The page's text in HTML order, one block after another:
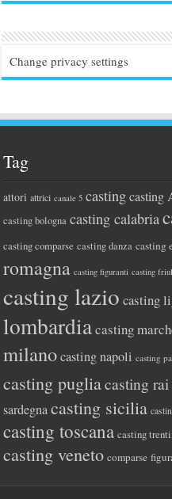
Change privacy settings
Tag
attori attrici canale 5 casting casting
casting bologna casting calabria
casting comparse casting danza casting
romagna casting figuranti casting
casting lazio casting
lombardiacasting
milano casting napoli casting
casting pugliacasting rai
sardegna casting sicilia
casting toscana casting
casting veneto comparse